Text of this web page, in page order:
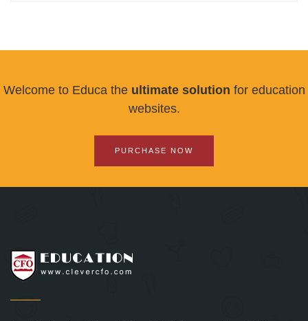
Welcome to Educa the ultimate solution for education
websites.
PURCHASE NOW